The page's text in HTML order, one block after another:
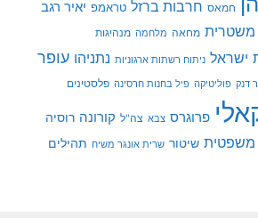
חמאס חרבות ברזל טראמפ יאיר רגב
מחאה מלחמה מנהיגות
ישראל ניתוח רשתות ארגוניות נתניהו עופר
דנק פוליטיקה פיל בחנות חרסינה פלסטינים
פרוגרס צבא צה"ל קורונה רוסיה
משפטית שיטור שרית אונגר משיח תהילים